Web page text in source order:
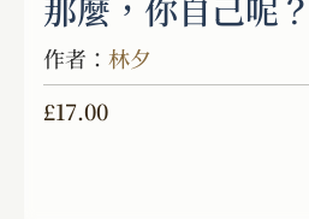
作者： 林夕
£17.00